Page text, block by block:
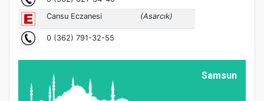
Samsun